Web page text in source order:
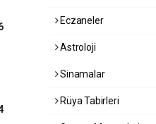
Eczaneler
Astroloji
Sinamalar
Rüya Tabirleri